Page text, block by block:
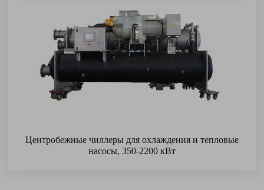
Центробежные чиллеры для охлаждения и тепловые
насосы, 350-2200 кВт